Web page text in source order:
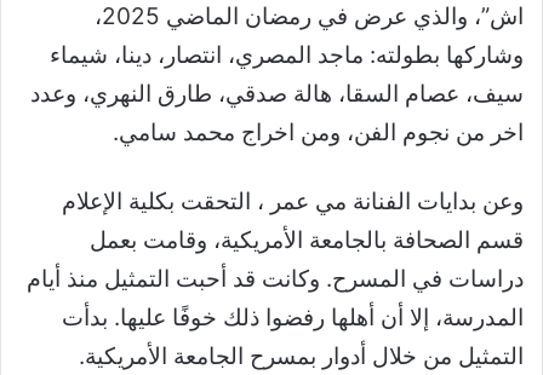
اش”، والذي عرض في رمضان الماضي 2025،
وشاركها بطولته: ماجد المصري، انتصار، دينا، شيماء
سيف، عصام السقا، هالة صدقي، طارق النهري، وعدد
اخر من نجوم الفن، ومن اخراج محمد سامي.
وعن بدايات الفنانة مي عمر ، التحقت بكلية الإعلام
قسم الصحافة بالجامعة الأمريكية، وقامت بعمل
دراسات في المسرح. وكانت قد أحبت التمثيل منذ أيام
المدرسة، إلا أن أهلها رفضوا ذلك خوفًا عليها. بدأت
التمثيل من خلال أدوار بمسرح الجامعة الأمريكية.